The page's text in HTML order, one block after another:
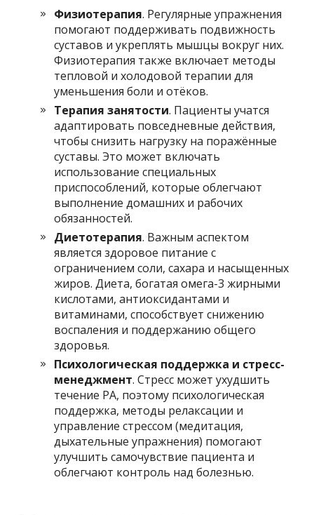
Физиотерапия. Регулярные упражнения
помогают поддерживать подвижность
суставов и укреплять мышцы вокруг них.
Физиотерапия также включает методы
тепловой и холодовой терапии для
уменьшения боли и отёков.
Терапия занятости. Пациенты учатся
адаптировать повседневные действия,
чтобы снизить нагрузку на поражённые
суставы. Это может включать
использование специальных
приспособлений, которые облегчают
выполнение домашних и рабочих
обязанностей.
Диетотерапия. Важным аспектом
является здоровое питание с
ограничением соли, сахара и насыщенных
жиров. Диета, богатая омега-3 жирными
кислотами, антиоксидантами и
витаминами, способствует снижению
воспаления и поддержанию общего
здоровья.
Психологическая поддержка и стресс-
менеджмент. Стресс может ухудшить
течение РА, поэтому психологическая
поддержка, методы релаксации и
управление стрессом (медитация,
дыхательные упражнения) помогают
улучшить самочувствие пациента и
облегчают контроль над болезнью.